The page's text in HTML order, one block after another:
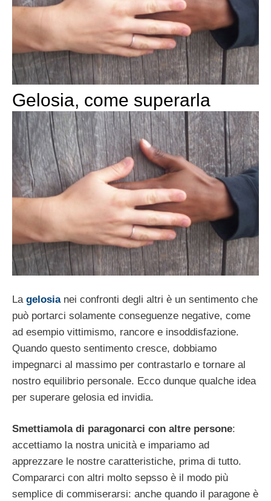
Gelosia, come superarla
La gelosianei confronti degli altri è un sentimento che
può portarci solamente conseguenze negative, come
ad esempio vittimismo, rancore e insoddisfazione.
Quando questo sentimento cresce, dobbiamo
impegnarci al massimo per contrastarlo e tornare al
nostro equilibrio personale. Ecco dunque qualche idea
per superare gelosia ed invidia.
Smettiamola di paragonarci con altre persone:
accettiamo la nostra unicità e impariamo ad
apprezzare le nostre caratteristiche, prima di tutto.
Compararci con altri molto sepsso è il modo più
semplice di commiserarsi: anche quando il paragone è